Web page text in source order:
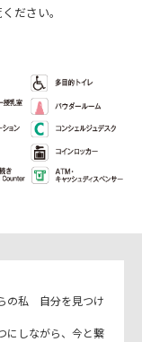
ださい。
の私 自分を見つけ
にしながら、今と繋